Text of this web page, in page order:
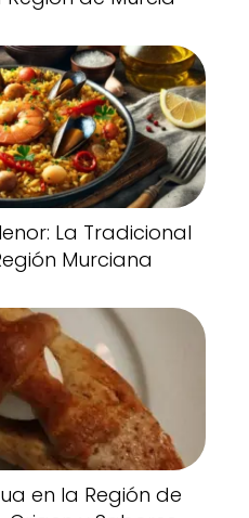
La Tradicional
Murciana
en la Región de